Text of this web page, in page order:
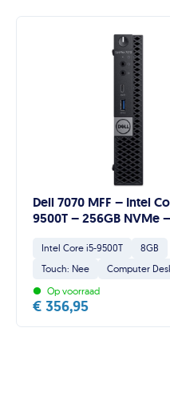
Dell 7070 MFF – Intel
9500T – 256GB NVMe
Intel Core i5-9500T
8GB
Touch: Nee
Computer
• Op voorraad
€ 356,95